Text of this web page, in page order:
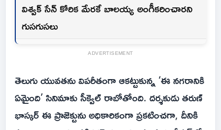
విశ్వక్ సేన్ కోరిక మేరకే బాలయ్య అంగీకరించారని
గుసగుసలు
ADVERTISEMENT
తెలుగు యువతను విపరీతంగా ఆకట్టుకున్న ‘ఈ నగరానికి
ఏమైంది’ సినిమాకు సీక్వెల్ రాబోతోంది. దర్శకుడు తరుణ్
భాస్కర్ ఈ ప్రాజెక్టును అధికారికంగా ప్రకటించగా, దీనికి